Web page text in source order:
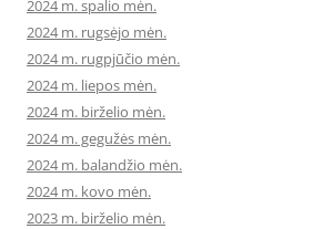
2024 m. spalio mėn.
2024 m. rugsėjo mėn.
2024 m. rugpjūčio mėn.
2024 m. liepos mėn.
2024 m. birželio mėn.
2024 m. gegužės mėn.
2024 m. balandžio mėn.
2024 m. kovo mėn.
2023 m. birželio mėn.